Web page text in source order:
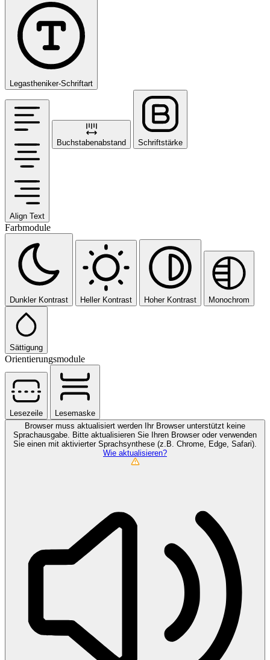
Legastheniker-Schriftart
Align Text
Buchstabenabstand Schriftstärke
Farbmodule
Dunkler Kontrast Heller Kontrast Hoher Kontrast Monochrom
Sättigung
Orientierungsmodule
Lesezeile
Lesemaske
Browser muss aktualisiert werden
Ihr Browser unterstützt keine
Sprachausgabe. Bitte aktualisieren Sie Ihren Browser oder verwenden
Sie einen mit aktivierter Sprachsynthese (z.B. Chrome, Edge, Safari).
Wie aktualisieren?